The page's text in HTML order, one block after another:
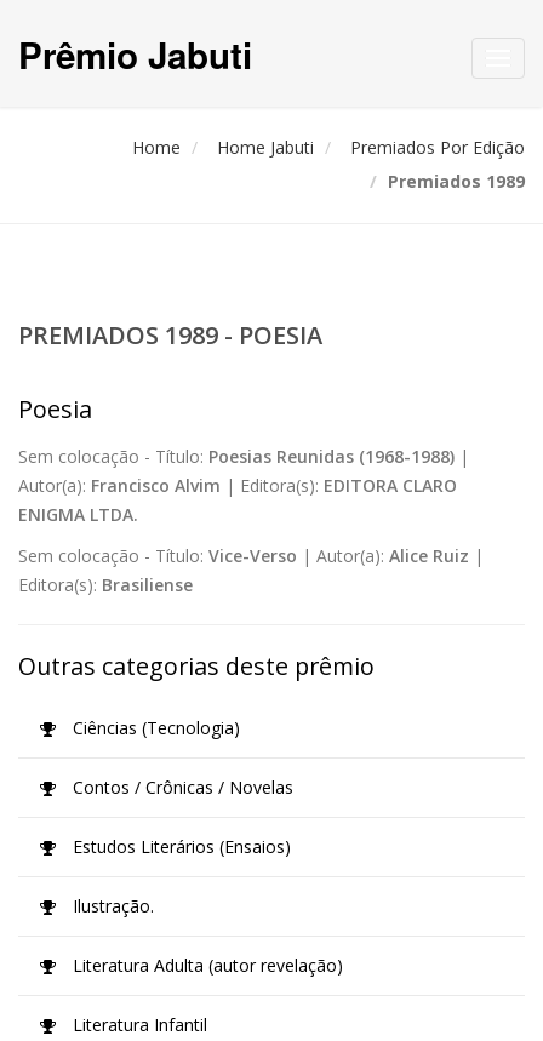
Prêmio Jabuti
Home Home Jabuti
Premiados Por Edição
Premiados 1989
PREMIADOS 1989 - POESIA
Poesia
Sem colocação - Título: Poesias Reunidas (1968-1988) |
Autor(a): Francisco Alvim | Editora(s): EDITORA CLARO
ENIGMA LTDA.
Sem colocação - Título: Vice-Verso | Autor(a): Alice Ruiz |
Editora(s): Brasiliense
Outras categorias deste prêmio
Ciências (Tecnologia)
Contos / Crônicas / Novelas
Estudos Literários (Ensaios)
Ilustração.
Literatura Adulta (autor revelação)
Literatura Infantil